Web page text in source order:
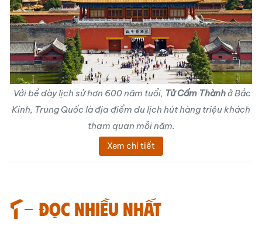
Với bề dày lịch sử hơn 600 năm tuổi, Tử Cấm Thànhở Bắc
Kinh, Trung Quốc là địa điểm du lịch hút hàng triệu khách
tham quan mỗi năm.
Xem chi tiết
Đọc nhiều nhất